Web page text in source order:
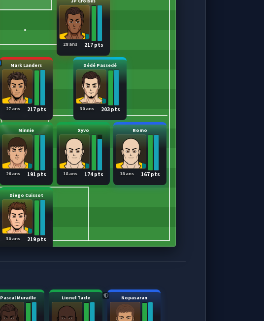
Diego Cuissot
219 pts
30 ans
Minnie
191 pts
26 ans
Xyvo
174 pts
18 ans
Romo
167 pts
18 ans
Mark Landers
217 pts
27 ans
Dédé Passedé
203 pts
30 ans
217 pts
28 ans
Pascal Muraille Lionel Tacle Nopasaran